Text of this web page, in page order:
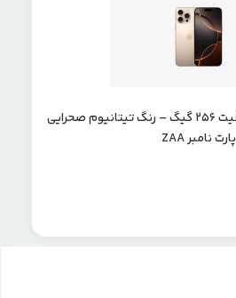
آیفون 16 پرو مکس ظرفیت 256 گیگ – رنگ تیتانیوم صحرایی
پارت نامبر ZAA